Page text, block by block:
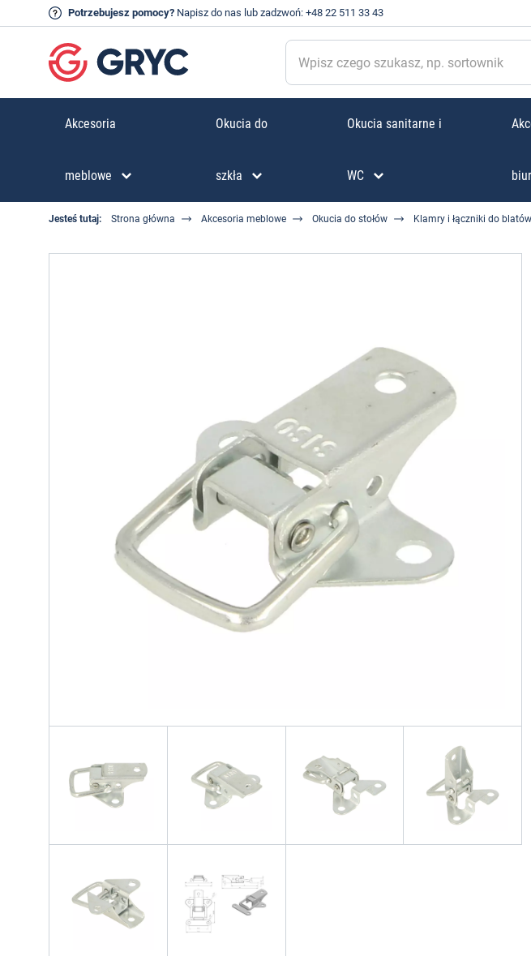
Potrzebujesz pomocy? Napisz do nas lub zadzwoń: +48 22 511 33 43
Akcesoria
meblowe
Okucia do
szkła
Okucia sanitarne i
WC
Jesteś tutaj: Strona główna Akcesoria meblowe Okucia do stołów Klamry i łączniki do blatów